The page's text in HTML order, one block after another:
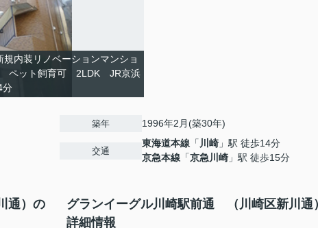
内装リノベーションマンショ
ペット飼育可 2LDK JR京浜
分
築年 1996年2月(築30年)
交通
東海道本線 「 川崎 」駅 徒歩14分
京急本線 「京急川崎 」駅 徒歩15分
通）の
グランイーグル川崎駅前通 （川崎区新川通
詳細情報